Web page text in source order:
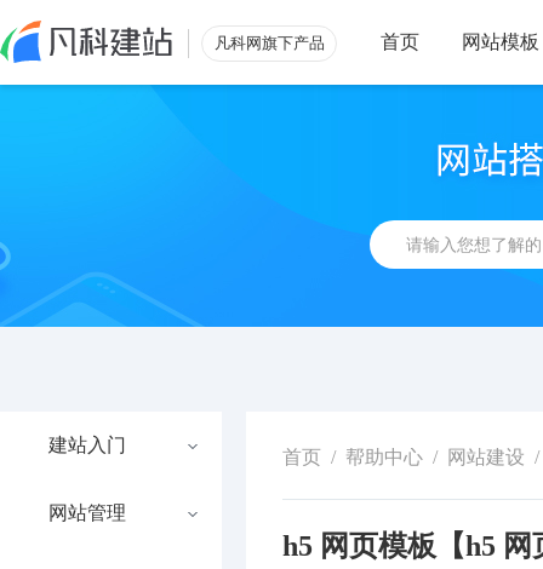
凡科网旗下产品 首页 网站模板
建站入门
网站管理
首页 / 帮助中心 / 网站建设 /
h5 网页模板【h5